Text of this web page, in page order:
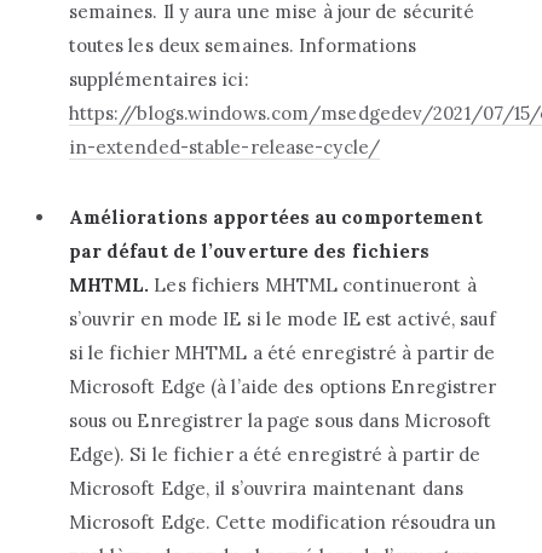
semaines. Il y aura une mise à jour de sécurité
toutes les deux semaines. Informations
supplémentaires ici:
‎https://blogs.windows.com/msedgedev/2021/07/
in-extended-stable-release-cycle/‎
‎Améliorations apportées au comportement
par défaut de l’ouverture des fichiers
MHTML.‎ ‎ Les fichiers MHTML continueront à
s’ouvrir en mode IE si le mode IE est activé, sauf
si le fichier MHTML a été enregistré à partir de
Microsoft Edge (à l’aide des options Enregistrer
sous ou Enregistrer la page sous dans Microsoft
Edge). Si le fichier a été enregistré à partir de
Microsoft Edge, il s’ouvrira maintenant dans
Microsoft Edge. Cette modification résoudra un